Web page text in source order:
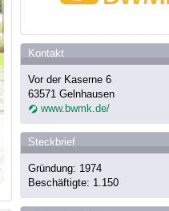
Kontakt
Vor der Kaserne 6
63571 Gelnhausen
www.bwmk.de/
Steckbrief
Gründung: 1974
Beschäftigte: 1.150